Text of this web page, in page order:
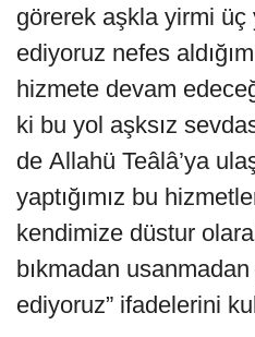
görerek aşkla yirmi üç
ediyoruz nefes
hizmete devam
ki bu yol aşksız
de Allahü Teâlâ’ya
yaptığımız bu
kendimize düstur
bıkmadan
ediyoruz” ifadelerini